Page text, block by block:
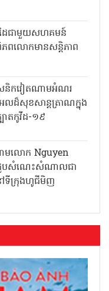
ៃជាមួយសហគមន៍
ភពលោកមានសន្តិភាព
សនិកវៀតណាមអំណរ
ដ៏សុខសាន្តត្រាណក្នុង
បាតកូវីដ-១៩
ាមលោក Nguyen
បសំណេះសំណាលជា
ៅទីក្រុងហូជីមិញ